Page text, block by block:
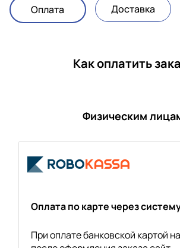
Оплата Доставка
Как оплатить
Физическим
Оплата по карте через
При оплате банковской картой